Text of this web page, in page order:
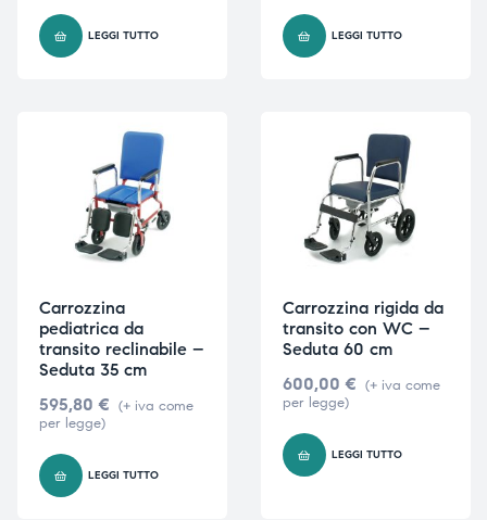
LEGGI TUTTO LEGGI TUTTO
Carrozzina
pediatrica da
transito reclinabile –
Seduta 35 cm
595,80 € (+ iva come
per legge)
LEGGI TUTTO
Carrozzina rigida da
transito con WC –
Seduta 60 cm
600,00 € (+ iva come
per legge)
LEGGI TUTTO